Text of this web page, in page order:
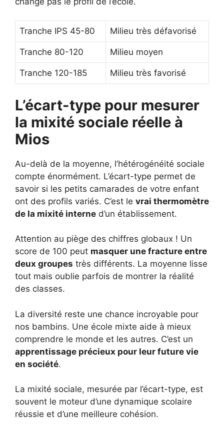
Tranche IPS 45-80 Milieu très défavorisé
Tranche 80-120 Milieu moyen
Tranche 120-185 Milieu très favorisé
L’écart-type pour mesurer
la mixité sociale réelle à
Mios
Au-delà de la moyenne, l’hétérogénéité sociale
compte énormément. L’écart-type permet de
savoir si les petits camarades de votre enfant
ont des profils variés. C’est le vrai thermomètre
de la mixité interne d’un établissement.
Attention au piège des chiffres globaux ! Un
score de 100 peut masquer une fracture entre
deux groupes très différents. La moyenne lisse
tout mais oublie parfois de montrer la réalité
des classes.
La diversité reste une chance incroyable pour
nos bambins. Une école mixte aide à mieux
comprendre le monde et les autres. C’est un
apprentissage précieux pour leur future vie
en société.
La mixité sociale, mesurée par l’écart-type, est
souvent le moteur d’une dynamique scolaire
réussie et d’une meilleure cohésion.